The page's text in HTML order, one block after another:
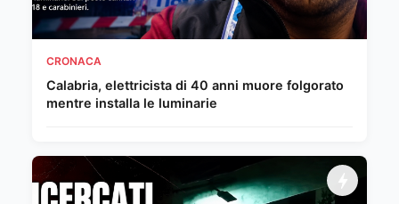
CRONACA
Calabria, elettricista di 40 anni muore folgorato
mentre installa le luminarie